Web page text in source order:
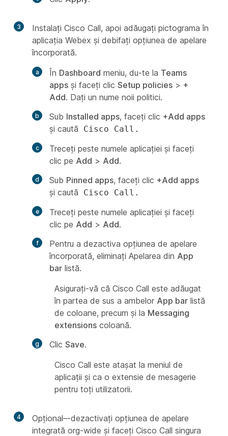
3
Instalați Cisco Call, apoi adăugați pictograma în
aplicația Webex și debifați opțiunea de apelare
încorporată.
În Dashboard meniu, du-te la Teams
apps și faceți clic Setup policies > +
Add. Dați un nume noii politici.
Sub Installed apps, faceți clic +Add apps
şi caută
Cisco Call.
Treceți peste numele aplicației și faceți
clic pe Add > Add.
Sub Pinned apps, faceți clic +Add apps
şi caută
Cisco Call.
Treceți peste numele aplicației și faceți
clic pe Add > Add.
Pentru a dezactiva opţiunea de apelare
încorporată, eliminaţi Apelarea din App
bar listă.
Asigurați-vă că Cisco Call este adăugat
în partea de sus a ambelor App bar listă
de coloane, precum şi la Messaging
extensions coloană.
Clic Save.
Cisco Call este atașat la meniul de
aplicații și ca o extensie de mesagerie
pentru toți utilizatorii.
4
Opțional–-dezactivați opțiunea de apelare
integrată org-wide și faceți Cisco Call singura